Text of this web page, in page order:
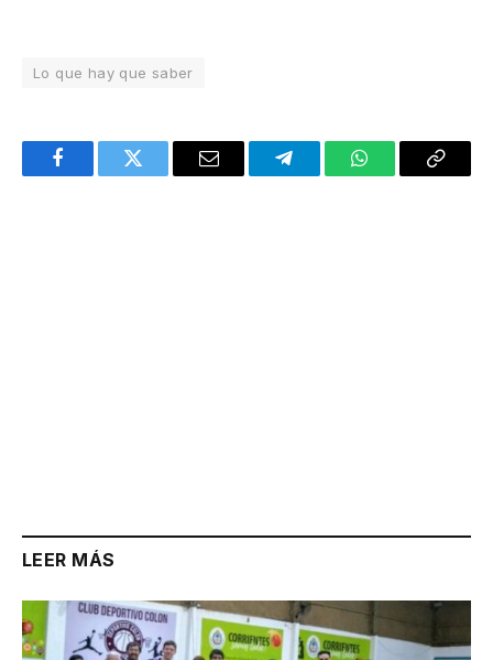
Lo que hay que saber
FacebookTwitter Email TelegramWhatsAppCopy
LEER MÁS